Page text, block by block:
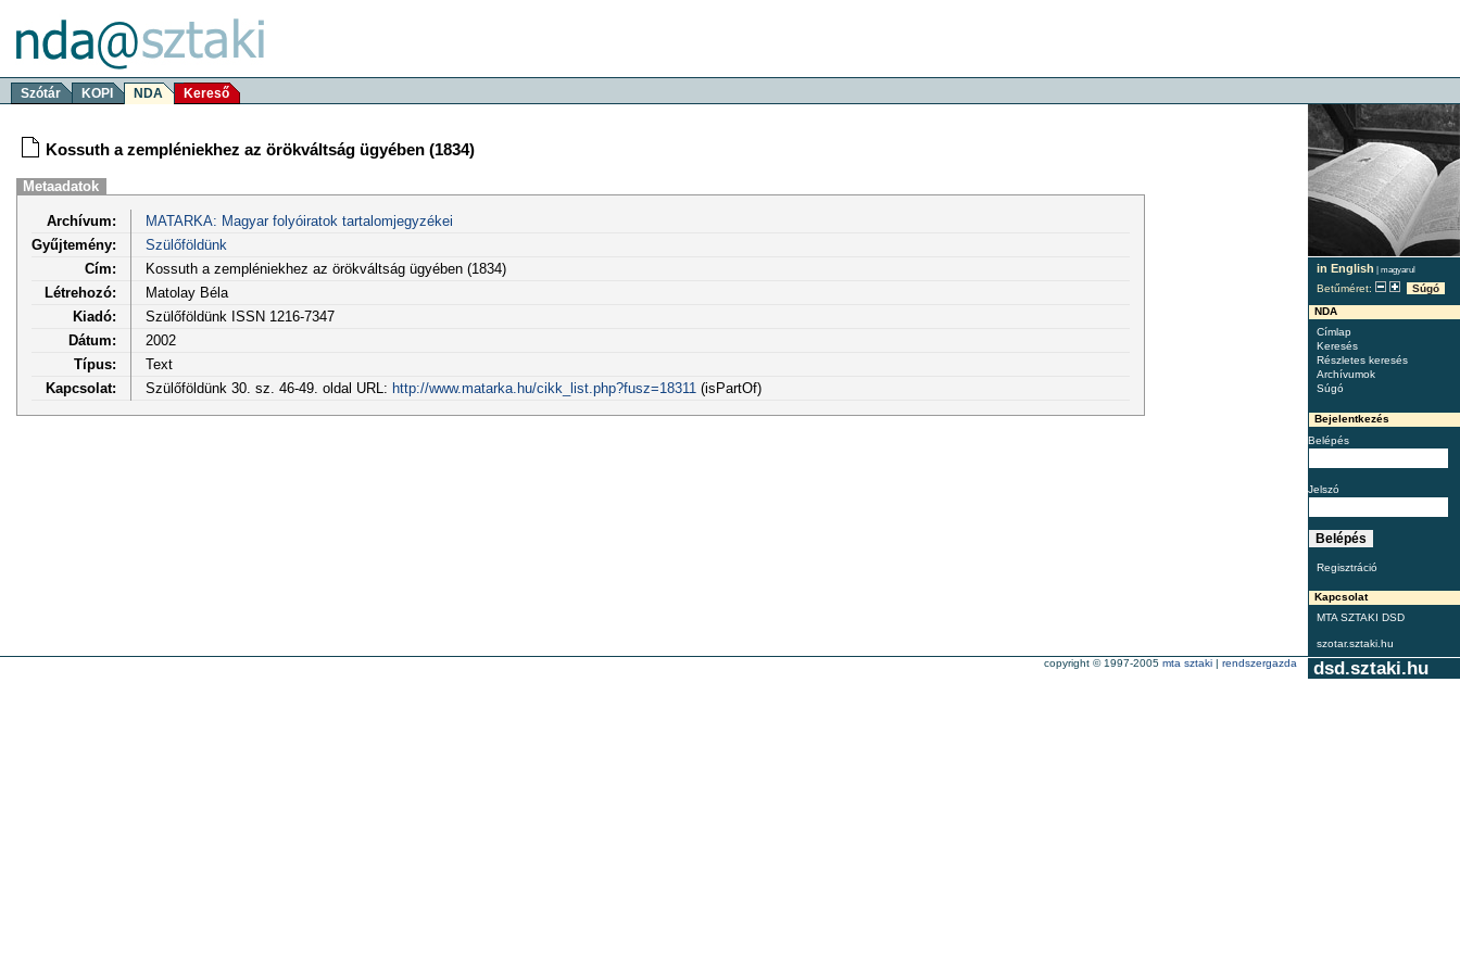
Szótár KOPI NDA Kereső
in English | magyarul
Betűméret:
Súgó
NDA
Címlap
Keresés
Részletes keresés
Archívumok
Súgó
Bejelentkezés
Belépés
Jelszó
Regisztráció
Kapcsolat
MTA SZTAKI DSD
szotar.sztaki.hu
Kossuth a zempléniekhez az örökváltság ügyében (1834)
Metaadatok
Archívum:
MATARKA: Magyar folyóiratok tartalomjegyzékei
Gyűjtemény:
Szülőföldünk
Cím:
Kossuth a zempléniekhez az örökváltság ügyében (1834)
Létrehozó:
Matolay Béla
Kiadó:
Szülőföldünk ISSN 1216-7347
Dátum:
2002
Típus:
Text
Kapcsolat:
Szülőföldünk 30. sz. 46-49. oldal URL: http://www.matarka.hu/cikk_list.php?fusz=18311 (isPartOf)
dsd.sztaki.hu
copyright © 1997-2005 mta sztaki | rendszergazda